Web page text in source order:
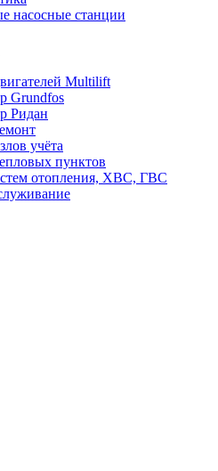
насосные станции
Multilift
Grundfos
Ридан
учёта
пунктов
отопления, ХВС, ГВС